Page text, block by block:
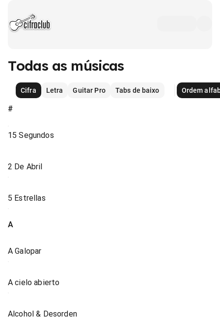
Todas as músicas
Cifra Letra Guitar Pro Tabs de baixo Ordem
#
15 Segundos
2 De Abril
5 Estrellas
A
A Galopar
A cielo abierto
Alcohol & Desorden